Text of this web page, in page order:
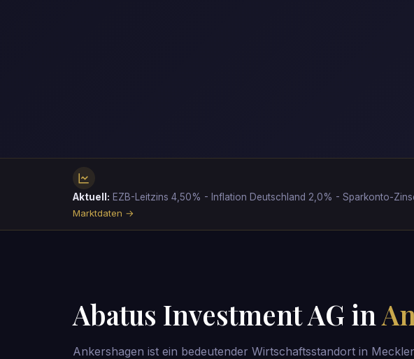
Aktuell: EZB-Leitzins 4,50% - Inflation Deutschland 2,0% - Sparkonto-
Marktdaten →
Abatus Investment AG in
Ankershagen ist ein bedeutender Wirtschaftsstandort in